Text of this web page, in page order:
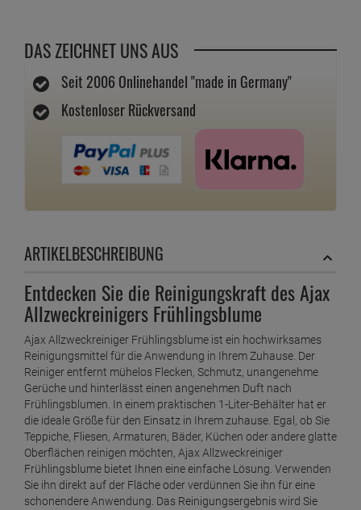
DAS ZEICHNET UNS AUS
Seit 2006 Onlinehandel "made in Germany"
Kostenloser Rückversand
ARTIKELBESCHREIBUNG
Entdecken Sie die Reinigungskraft des Ajax
Allzweckreinigers Frühlingsblume
Ajax Allzweckreiniger Frühlingsblume ist ein hochwirksames
Reinigungsmittel für die Anwendung in Ihrem Zuhause. Der
Reiniger entfernt mühelos Flecken, Schmutz, unangenehme
Gerüche und hinterlässt einen angenehmen Duft nach
Frühlingsblumen. In einem praktischen 1-Liter-Behälter hat er
die ideale Größe für den Einsatz in Ihrem zuhause. Egal, ob Sie
Teppiche, Fliesen, Armaturen, Bäder, Küchen oder andere glatte
Oberflächen reinigen möchten, Ajax Allzweckreiniger
Frühlingsblume bietet Ihnen eine einfache Lösung. Verwenden
Sie ihn direkt auf der Fläche oder verdünnen Sie ihn für eine
schonendere Anwendung. Das Reinigungsergebnis wird Sie